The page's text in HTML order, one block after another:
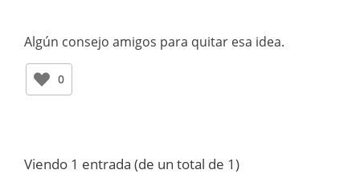
Algún consejo amigos para quitar esa idea.
0
Viendo 1 entrada (de un total de 1)